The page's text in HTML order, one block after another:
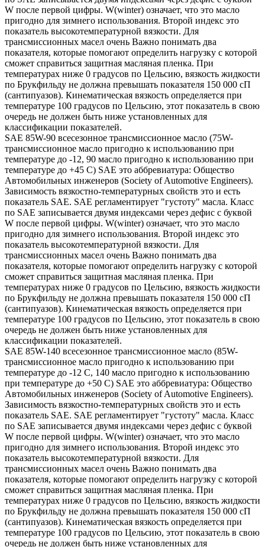
W после первой цифры. W(winter) означает, что это масло
пригодно для зимнего использования. Второй индекс это
показатель высокотемпературной вязкости. Для
трансмиссионных масел очень Важно понимать два
показателя, которые помогают определить нагрузку с которой
сможет справиться защитная масляная пленка. При
температурах ниже 0 градусов по Цельсию, вязкость жидкости
по Брукфильду не должна превышать показателя 150 000 сП
(сантипуазов). Кинематическая вязкость определяется при
температуре 100 градусов по Цельсию, этот показатель в свою
очередь не должен быть ниже установленных для
классификации показателей.
SAE 85W-90 всесезонное трансмиссионное масло (75W-
трансмиссионное масло пригодно к использованию при
температуре до -12, 90 масло пригодно к использованию при
температуре до +45 С) SAE это аббревиатура: Общество
Автомобильных инженеров (Society of Automotive Engineers).
Зависимость вязкостно-температурных свойств это и есть
показатель SAE. SAE регламентирует "густоту" масла. Класс
по SAE записывается двумя индексами через дефис с буквой
W после первой цифры. W(winter) означает, что это масло
пригодно для зимнего использования. Второй индекс это
показатель высокотемпературной вязкости. Для
трансмиссионных масел очень Важно понимать два
показателя, которые помогают определить нагрузку с которой
сможет справиться защитная масляная пленка. При
температурах ниже 0 градусов по Цельсию, вязкость жидкости
по Брукфильду не должна превышать показателя 150 000 сП
(сантипуазов). Кинематическая вязкость определяется при
температуре 100 градусов по Цельсию, этот показатель в свою
очередь не должен быть ниже установленных для
классификации показателей.
SAE 85W-140 всесезонное трансмиссионное масло (85W-
трансмиссионное масло пригодно к использованию при
температуре до -12 С, 140 масло пригодно к использованию
при температуре до +50 С) SAE это аббревиатура: Общество
Автомобильных инженеров (Society of Automotive Engineers).
Зависимость вязкостно-температурных свойств это и есть
показатель SAE. SAE регламентирует "густоту" масла. Класс
по SAE записывается двумя индексами через дефис с буквой
W после первой цифры. W(winter) означает, что это масло
пригодно для зимнего использования. Второй индекс это
показатель высокотемпературной вязкости. Для
трансмиссионных масел очень Важно понимать два
показателя, которые помогают определить нагрузку с которой
сможет справиться защитная масляная пленка. При
температурах ниже 0 градусов по Цельсию, вязкость жидкости
по Брукфильду не должна превышать показателя 150 000 сП
(сантипуазов). Кинематическая вязкость определяется при
температуре 100 градусов по Цельсию, этот показатель в свою
очередь не должен быть ниже установленных для